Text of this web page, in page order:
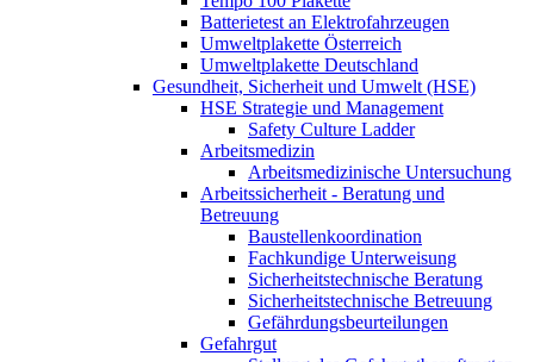
Batterietest an Elektrofahrzeugen
Umweltplakette Österreich
Umweltplakette Deutschland
Gesundheit, Sicherheit und Umwelt (HSE)
HSE Strategie und Management
Safety Culture Ladder
Arbeitsmedizin
Arbeitsmedizinische Untersuchung
Arbeitssicherheit - Beratung und
Betreuung
Baustellenkoordination
Fachkundige Unterweisung
Sicherheitstechnische Beratung
Sicherheitstechnische Betreuung
Gefährdungsbeurteilungen
Gefahrgut